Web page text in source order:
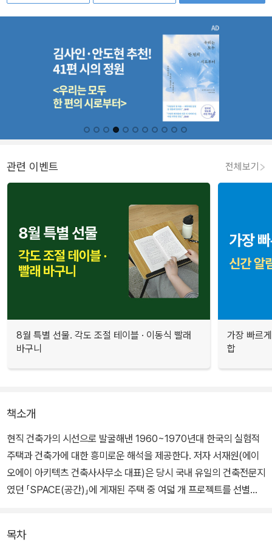
관련 이벤트 전체보기
8월 특별 선물. 각도 조절 테이블 · 이동식 빨래
바구니
가장 빠르
합
책소개
현직 건축가의 시선으로 발굴해낸 1960~1970년대 한국의 실험적
주택과 건축가에 대한 흥미로운 해석을 제공한다. 저자 서재원(에이
오에이 아키텍츠 건축사사무소 대표)은 당시 국내 유일의 건축전문지
였던 「SPACE(공간)」에 게재된 주택 중 여덟 개 프로젝트를 선별한
목차